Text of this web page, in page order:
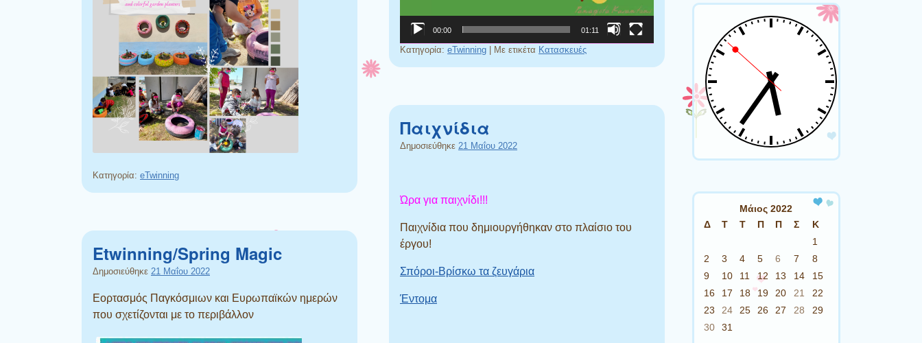
00:00 01:11
Κατηγορία: eTwinning Με ετικέτα Κατασκευές
Κατηγορία: eTwinning
Παιχνίδια
Δημοσιεύθηκε 21 Μαΐου 2022
Ώρα για παιχνίδι!!!
Παιχνίδια που δημιουργήθηκαν στο πλαίσιο του
έργου!
Σπόροι-Βρίσκω τα ζευγάρια
Έντομα
Etwinning/Spring Magic
Δημοσιεύθηκε 21 Μαΐου 2022
Εορτασμός Παγκόσμιων και Ευρωπαϊκών ημερών
που σχετίζονται με το περιβάλλον
Μάιος 2022
Δ
Τ Τ Π Π Σ
Κ
1
2
3 4 5 6 7
8
9
10 11 12 13 14
15
16
17 18 19 20 21
22
23
24 25 26 27 28
29
30
31